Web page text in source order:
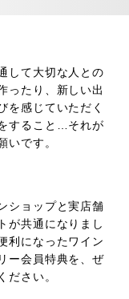
して大切な人との
ったり、新しい出
を感じていただく
すること…それが
いです。
ショップと実店舗
が共通になりまし
利になったワイン
ー会員特典を、ぜ
ださい。